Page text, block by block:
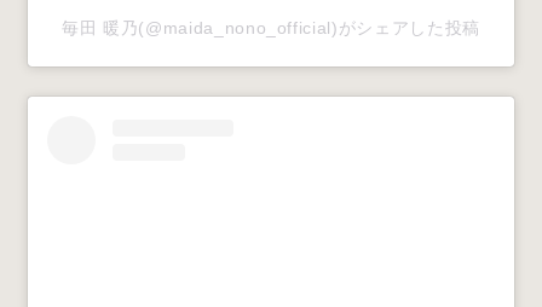
毎田 暖乃(@maida_nono_official)がシェアした投稿